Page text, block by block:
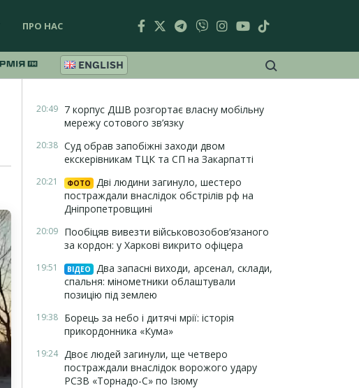
ПРО НАС
ENGLISH
20:49 7 корпус ДШВ розгортає власну мобільну
мережу сотового зв’язку
20:38 Суд обрав запобіжні заходи двом
екскерівникам ТЦК та СП на Закарпатті
20:21 ФОТО
Дві людини загинуло, шестеро
постраждали внаслідок обстрілів рф на
Дніпропетровщині
20:09 Пообіцяв вивезти військовозобов’язаного
за кордон: у Харкові викрито офіцера
19:51 ВІДЕО
Два запасні виходи, арсенал, склади,
спальня: мінометники облаштували
позицію під землею
19:38 Борець за небо і дитячі мрії: історія
прикордонника «Кума»
19:24 Двоє людей загинули, ще четверо
постраждали внаслідок ворожого удару
РСЗВ «Торнадо-С» по Ізюму